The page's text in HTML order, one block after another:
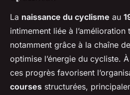
La naissance du cyclisme au
intimement liée à
notamment grâce à la chaîne
optimise l’énergie du cycliste.
ces progrès favorisent
courses structurées,